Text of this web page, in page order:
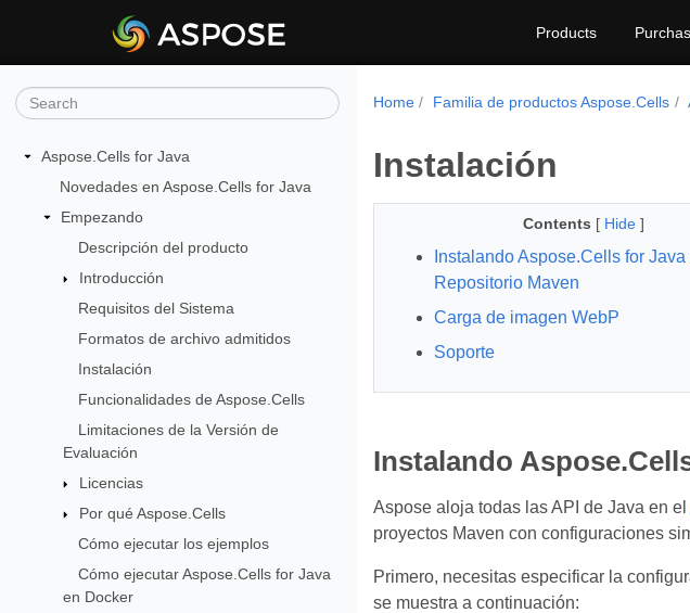
Products
Aspose.Cells for Java
Novedades en Aspose.Cells for Java
Empezando
Descripción del producto
Introducción
Requisitos del Sistema
Formatos de archivo admitidos
Instalación
Funcionalidades de Aspose.Cells
Limitaciones de la Versión de
Evaluación
Licencias
Por qué Aspose.Cells
Cómo ejecutar los ejemplos
Cómo ejecutar Aspose.Cells for Java
en Docker
Home Familia de productos Aspose.Cells
Instalación
Contents [ Hide ]
Instalando Aspose.Cells for Java
Repositorio Maven
Carga de imagen WebP
Soporte
Instalando
Aspose aloja todas las API de Java en el
proyectos Maven con configuraciones
Primero, necesitas especificar la
se muestra a continuación: